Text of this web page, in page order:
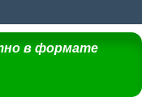
в формате